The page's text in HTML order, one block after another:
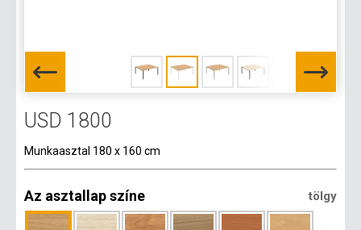
USD 1800
Munkaasztal 180 x 160 cm
Az asztallap színe tölgy